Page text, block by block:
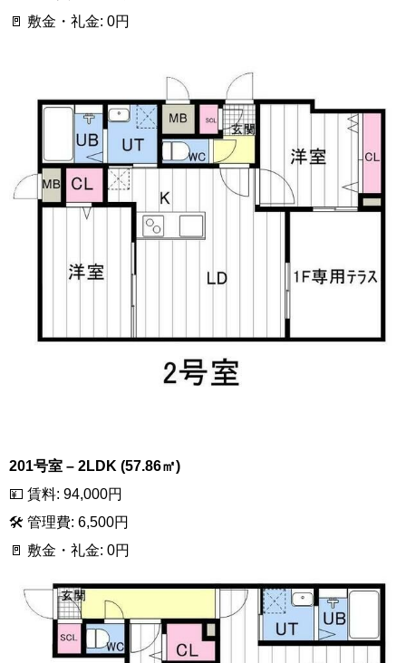
🚪 敷金・礼金: 0円
201号室 – 2LDK (57.86㎡)
💴 賃料: 94,000円
🛠 管理費: 6,500円
🚪 敷金・礼金: 0円